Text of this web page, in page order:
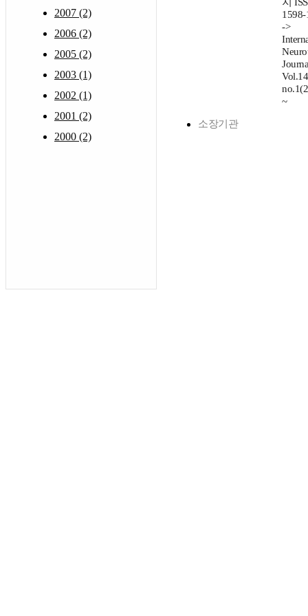
2007 (2)
2006 (2)
2005 (2)
2003 (1)
2002 (1)
2001 (2)
2000 (2)
지
->
Vol.14
~
소장기관